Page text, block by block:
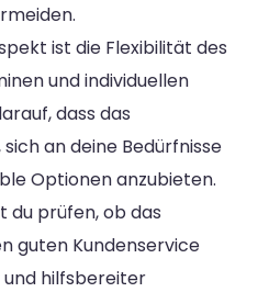
ist die Flexibilität des
und individuellen
dass das
an deine Bedürfnisse
Optionen anzubieten.
du prüfen, ob das
guten Kundenservice
hilfsbereiter